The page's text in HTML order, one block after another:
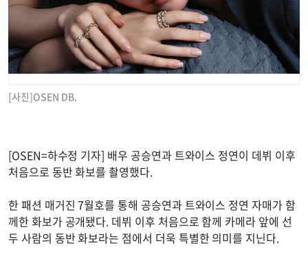
[사진]OSEN DB.
[OSEN=하수정 기자] 배우 공승연과 트와이스 정연이 데뷔 이후
처음으로 동반 화보를 촬영했다.
한 패션 매거진 7월호를 통해 공승연과 트와이스 정연 자매가 함
께한 화보가 공개됐다. 데뷔 이후 처음으로 함께 카메라 앞에 선
두 사람의 동반 화보라는 점에서 더욱 특별한 의미를 지닌다.